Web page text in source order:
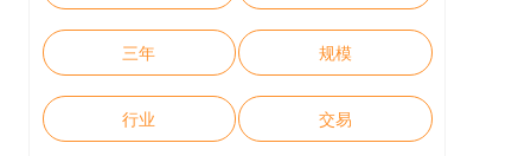
三年 规模
行业 交易